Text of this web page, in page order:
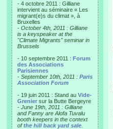
- 4 octobre 2011 : Gilliane
intervient au séminaire « Les
migrant(e)s du climat », à
Bruxelles
- October 4th, 2011 : Gilliane
is a keyspeaker at the
"Climate Migrants" seminar in
Brussels
- 10 septembre 2011 : Forum
des Associations
Parisiennes
- September 10th, 2011 : Paris
Association Forum
- 19 juin 2011 : Stand au Vide-
Grenier sur la Butte Bergeyre
- June 19th, 2011 : Gilliane
and Fanny are Alofa Tuvalu
booth keepers in the context
ofthe hill back yard sale